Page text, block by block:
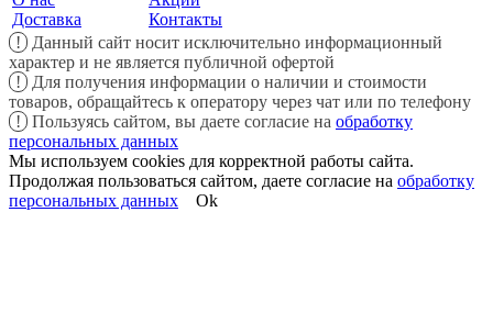
Доставка
Контакты
!
Данный сайт носит исключительно информационный
характер и не является публичной офертой
!
Для получения информации о наличии и стоимости
товаров, обращайтесь к оператору через чат или по телефону
!
Пользуясь сайтом, вы даете согласие на обработку
персональных данных
Мы используем cookies для корректной работы сайта.
Продолжая пользоваться сайтом, даете согласие на обработку
персональных данных
Ok